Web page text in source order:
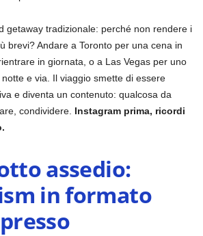
getaway tradizionale: perché non rendere i
brevi? Andare a Toronto per una cena in
in giornata, o a Las Vegas per uno
e via. Il viaggio smette di essere
e diventa un contenuto: qualcosa da
condividere. Instagram prima, ricordi
assedio:
in formato